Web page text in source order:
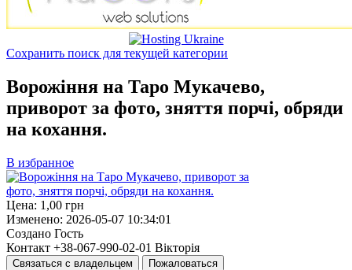
Сохранить поиск для текущей категории
Ворожіння на Таро Мукачево,
приворот за фото, зняття порчі, обряди
на кохання.
В избранное
Цена: 1,00 грн
Изменено: 2026-05-07 10:34:01
Создано Гость
Контакт +38-067-990-02-01 Вікторія
Связаться с владельцем Пожаловаться